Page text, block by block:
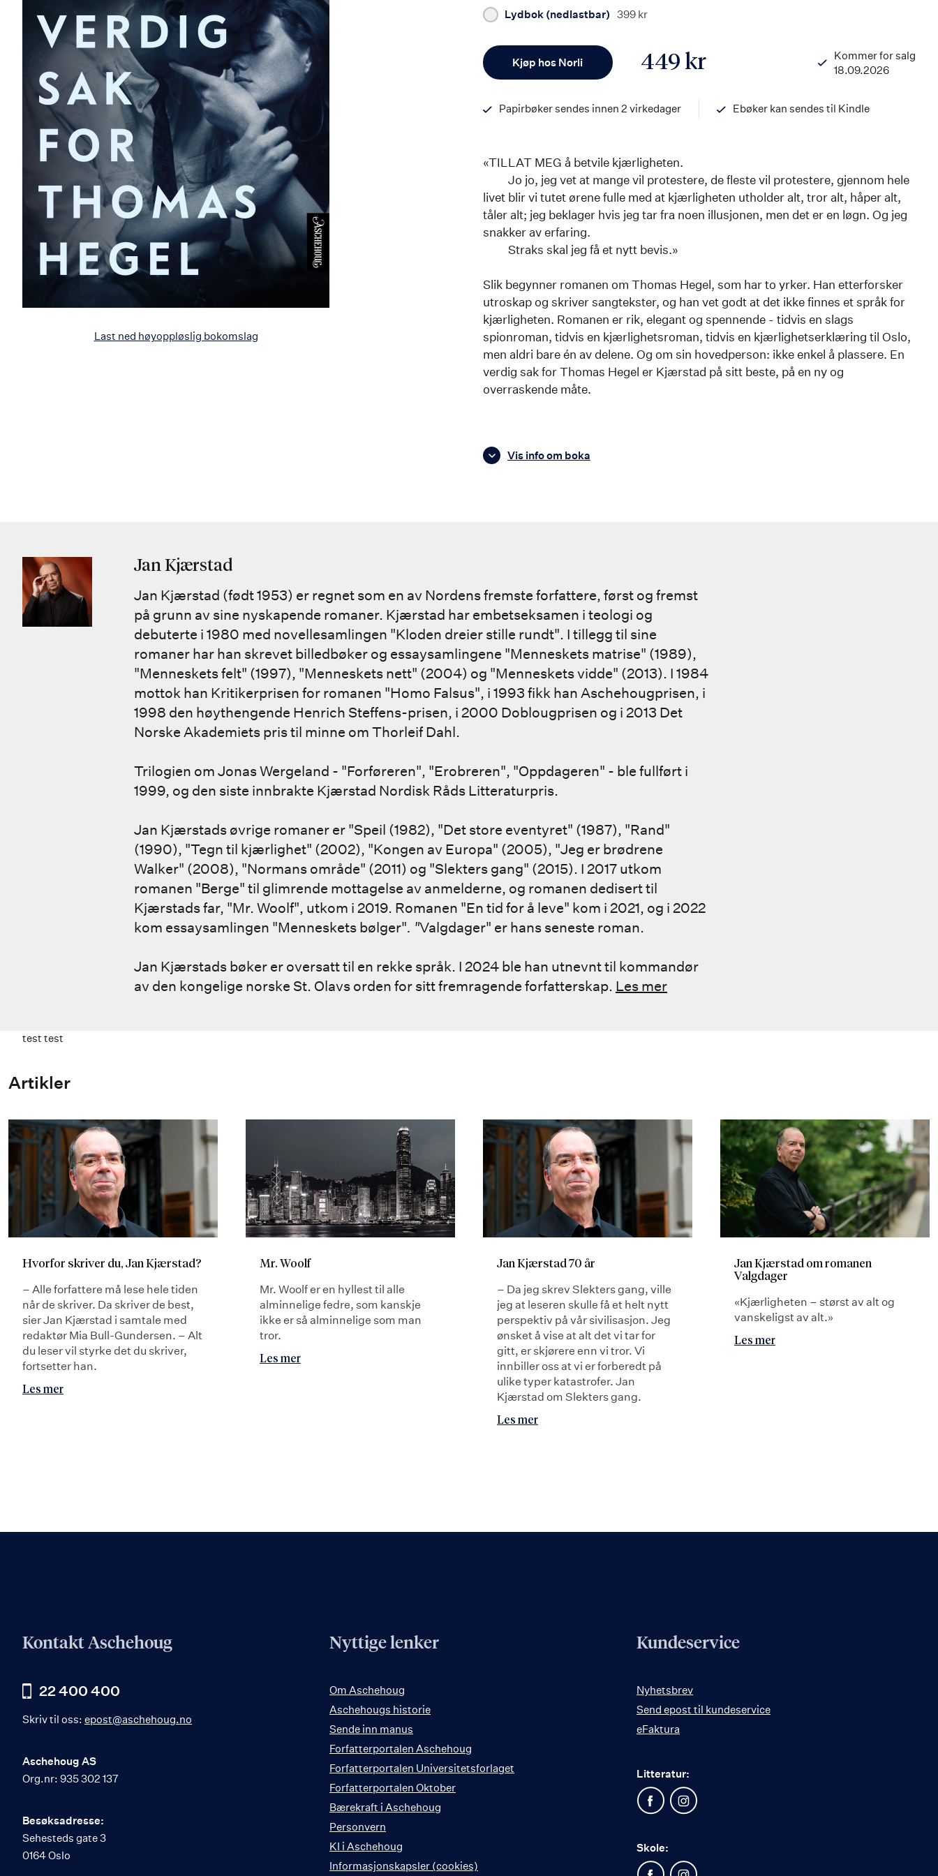
Last ned høyoppløslig bokomslag
Lydbok (nedlastbar) 399 kr
Kjøp hos Norli 449 kr
Kommer for salg
18.09.2026
Papirbøker sendes innen 2 virkedager Ebøker kan sendes til Kindle
«TILLAT MEG å betvile kjærligheten.
Jo jo, jeg vet at mange vil protestere, de fleste vil protestere, gjennom hele
livet blir vi tutet ørene fulle med at kjærligheten utholder alt, tror alt, håper alt,
tåler alt; jeg beklager hvis jeg tar fra noen illusjonen, men det er en løgn. Og jeg
snakker av erfaring.
Straks skal jeg få et nytt bevis.»
Slik begynner romanen om Thomas Hegel, som har to yrker. Han etterforsker
utroskap og skriver sangtekster, og han vet godt at det ikke finnes et språk for
kjærligheten. Romanen er rik, elegant og spennende - tidvis en slags
spionroman, tidvis en kjærlighetsroman, tidvis en kjærlighetserklæring til Oslo,
men aldri bare én av delene. Og om sin hovedperson: ikke enkel å plassere. En
verdig sak for Thomas Hegel er Kjærstad på sitt beste, på en ny og
overraskende måte.
Vis info om boka
Jan Kjærstad
Jan Kjærstad (født 1953) er regnet som en av Nordens fremste forfattere, først og fremst
på grunn av sine nyskapende romaner. Kjærstad har embetseksamen i teologi og
debuterte i 1980 med novellesamlingen "Kloden dreier stille rundt". I tillegg til sine
romaner har han skrevet billedbøker og essaysamlingene "Menneskets matrise" (1989),
"Menneskets felt" (1997), "Menneskets nett" (2004) og "Menneskets vidde" (2013). I 1984
mottok han Kritikerprisen for romanen "Homo Falsus", i 1993 fikk han Aschehougprisen, i
1998 den høythengende Henrich Steffens-prisen, i 2000 Doblougprisen og i 2013 Det
Norske Akademiets pris til minne om Thorleif Dahl.
Trilogien om Jonas Wergeland - "Forføreren", "Erobreren", "Oppdageren" - ble fullført i
1999, og den siste innbrakte Kjærstad Nordisk Råds Litteraturpris.
Jan Kjærstads øvrige romaner er "Speil (1982), "Det store eventyret" (1987), "Rand"
(1990), "Tegn til kjærlighet" (2002), "Kongen av Europa" (2005), "Jeg er brødrene
Walker" (2008), "Normans område" (2011) og "Slekters gang" (2015). I 2017 utkom
romanen "Berge" til glimrende mottagelse av anmelderne, og romanen dedisert til
Kjærstads far, "Mr. Woolf", utkom i 2019. Romanen "En tid for å leve" kom i 2021, og i 2022
kom essaysamlingen "Menneskets bølger". "Valgdager" er hans seneste roman.
Jan Kjærstads bøker er oversatt til en rekke språk. I 2024 ble han utnevnt til kommandør
av den kongelige norske St. Olavs orden for sitt fremragende forfatterskap. Les mer
test test
Artikler
Hvorfor skriver du, Jan Kjærstad?
– Alle forfattere må lese hele tiden
når de skriver. Da skriver de best,
sier Jan Kjærstad i samtale med
redaktør Mia Bull-Gundersen. – Alt
du leser vil styrke det du skriver,
fortsetter han.
Les mer
Mr. Woolf
Mr. Woolf er en hyllest til alle
alminnelige fedre, som kanskje
ikke er så alminnelige som man
tror.
Les mer
Jan Kjærstad 70 år
– Da jeg skrev Slekters gang, ville
jeg at leseren skulle få et helt nytt
perspektiv på vår sivilisasjon. Jeg
ønsket å vise at alt det vi tar for
gitt, er skjørere enn vi tror. Vi
innbiller oss at vi er forberedt på
ulike typer katastrofer. Jan
Kjærstad om Slekters gang.
Les mer
Jan Kjærstad om romanen
Valgdager
«Kjærligheten – størst av alt og
vanskeligst av alt.»
Les mer
Kontakt Aschehoug
22 400 400
Skriv til oss: epost@aschehoug.no
Aschehoug AS
Org.nr: 935 302 137
Besøksadresse:
Sehesteds gate 3
0164 Oslo
Nyttige lenker
Om Aschehoug
Aschehougs historie
Sende inn manus
Forfatterportalen Aschehoug
Forfatterportalen Universitetsforlaget
Forfatterportalen Oktober
Bærekraft i Aschehoug
Personvern
KI i Aschehoug
Informasjonskapsler (cookies)
Kundeservice
Nyhetsbrev
Send epost til kundeservice
eFaktura
Litteratur:
Skole: